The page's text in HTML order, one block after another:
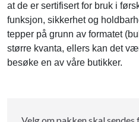
at de er sertifisert for bruk i
funksjon, sikkerhet og
tepper på grunn av formatet
større kvanta, ellers kan det
besøke en av våre butikker.